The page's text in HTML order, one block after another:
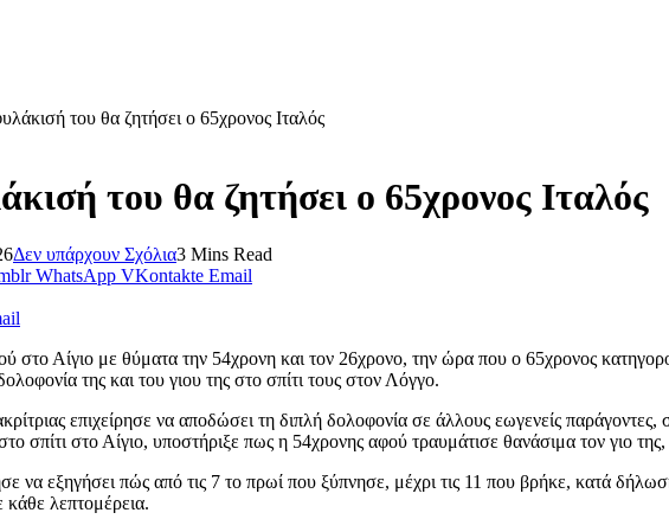
του θα ζητήσει ο 65χρονος Ιταλός
του θα ζητήσει ο 65χρονος Ιταλός
Δεν υπάρχουν Σχόλια3 Mins Read
WhatsApp VKontakte Email
στο Αίγιο με θύματα την 54χρονη και τον 26χρονο, την ώρα που ο 65χρονος
της και του γιου της στο σπίτι τους στον Λόγγο.
επιχείρησε να αποδώσει τη διπλή δολοφονία σε άλλους εωγενείς
σπίτι στο Αίγιο, υποστήριξε πως η 54χρονης αφού τραυμάτισε θανάσιμα τον γιο
να εξηγήσει πώς από τις 7 το πρωί που ξύπνησε, μέχρι τις 11 που βρήκε, κατά
κάθε λεπτομέρεια.